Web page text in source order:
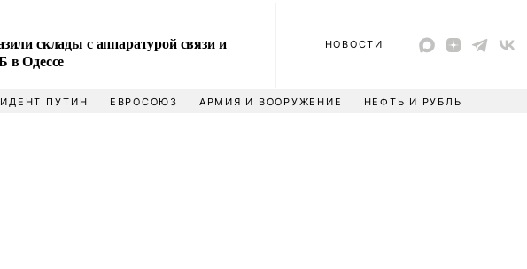
склады с аппаратурой связи и
в Одессе
НОВОСТИ
ПУТИН ЕВРОСОЮЗ АРМИЯ И ВООРУЖЕНИЕ НЕФТЬ И РУБЛЬ